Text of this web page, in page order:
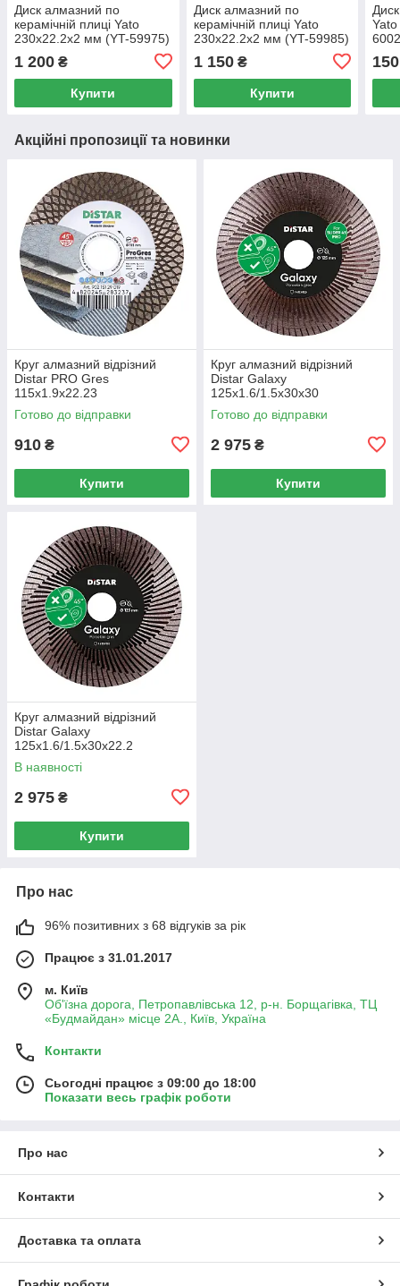
Диск алмазний по
керамічній плиці Yato
230x22.2x2 мм (YT-59975)
1 200 ₴
Купити
Диск алмазний по
керамічній плиці Yato
230x22.2x2 мм (YT-59985)
1 150₴
Купити
150
Акційні пропозиції та новинки
Круг алмазний вiдрiзний
Distar PRO Gres
115x1.9x22.23
Готово до відправки
910 ₴
Купити
Круг алмазний вiдрiзний
Distar Galaxy
125x1.6/1.5x30x30
Готово до відправки
2 975 ₴
Купити
Круг алмазний вiдрiзний
Distar Galaxy
125x1.6/1.5x30x22.2
В наявності
2 975 ₴
Купити
Про нас
96% позитивних з 68 відгуків за рік
Працює з 31.01.2017
м. Київ
Об'їзна дорога, Петропавлівська 12, р-н. Борщагівка, ТЦ
«Будмайдан» місце 2А., Київ, Україна
Контакти
Сьогодні працює з 09:00 до 18:00
Показати весь графік роботи
Про нас
Контакти
Доставка та оплата